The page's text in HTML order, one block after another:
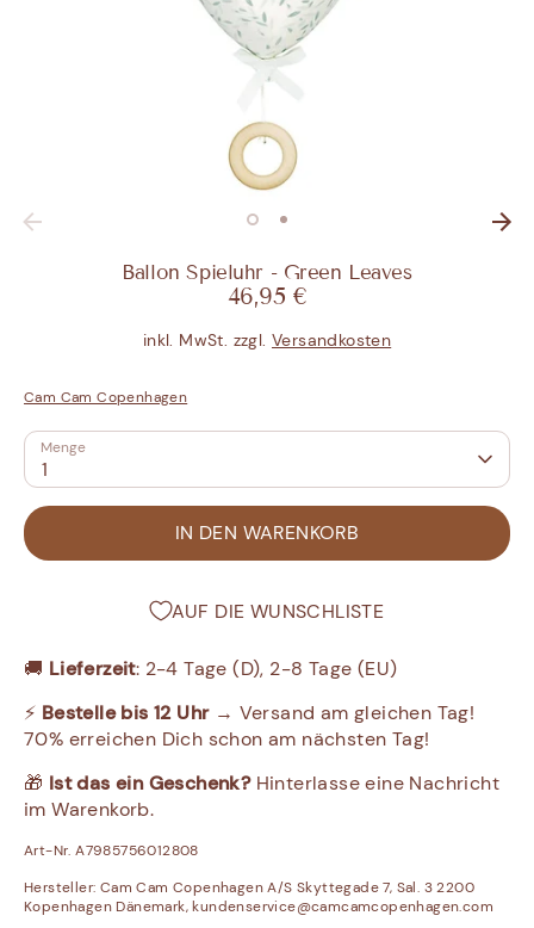
Ballon Spieluhr - Green Leaves
46,95 €
inkl. MwSt. zzgl. Versandkosten
Cam Cam Copenhagen
Menge
1
IN DEN WARENKORB
AUF DIE WUNSCHLISTE
🚚 Lieferzeit: 2-4 Tage (D), 2-8 Tage (EU)
⚡ Bestelle bis 12 Uhr→ Versand am gleichen Tag!
70% erreichen Dich schon am nächsten Tag!
🎁 Ist das ein Geschenk? Hinterlasse eine Nachricht
im Warenkorb.
Art-Nr. A7985756012808
Hersteller: Cam Cam Copenhagen A/S Skyttegade 7, Sal. 3 2200
Kopenhagen Dänemark, kundenservice@camcamcopenhagen.com